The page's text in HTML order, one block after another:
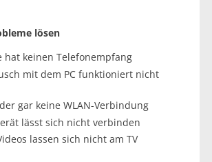
lösen
hat keinen Telefonempfang
mit dem PC funktioniert nicht
gar keine WLAN-Verbindung
lässt sich nicht verbinden
lassen sich nicht am TV